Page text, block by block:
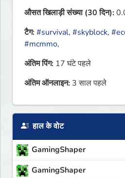
औसत खिलाड़ी संख्या (30 दिन):
टैग:#survival, #skyblock,
#mcmmo,
अंतिम पिंग: 17 घंटे पहले
अंतिम ऑनलाइन: 3 साल पहले
हाल के वोट
GamingShaper
GamingShaper